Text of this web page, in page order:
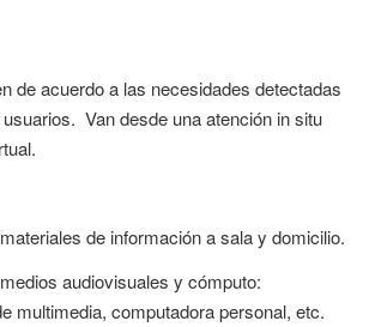
de acuerdo a las necesidades detectadas
Van desde una atención in situ
de información a sala y domicilio.
audiovisuales y cómputo:
multimedia, computadora personal, etc.